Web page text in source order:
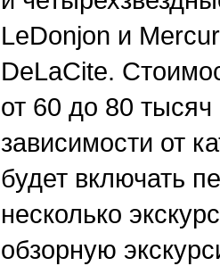
LeDonjon и
DeLaCite.
от 60 до 80
зависимости от
будет включать
несколько
обзорную